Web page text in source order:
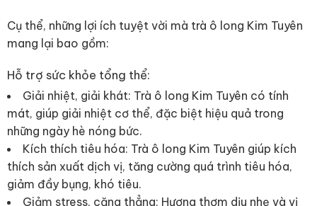
Cụ thể, những lợi ích tuyệt vời mà trà ô long Kim Tuyên
mang lại bao gồm:
Hỗ trợ sức khỏe tổng thể:
Giải nhiệt, giải khát: Trà ô long Kim Tuyên có tính
mát, giúp giải nhiệt cơ thể, đặc biệt hiệu quả trong
những ngày hè nóng bức.
Kích thích tiêu hóa: Trà ô long Kim Tuyên giúp kích
thích sản xuất dịch vị, tăng cường quá trình tiêu hóa,
giảm đầy bụng, khó tiêu.
Giảm stress, căng thẳng: Hương thơm dịu nhẹ và vị